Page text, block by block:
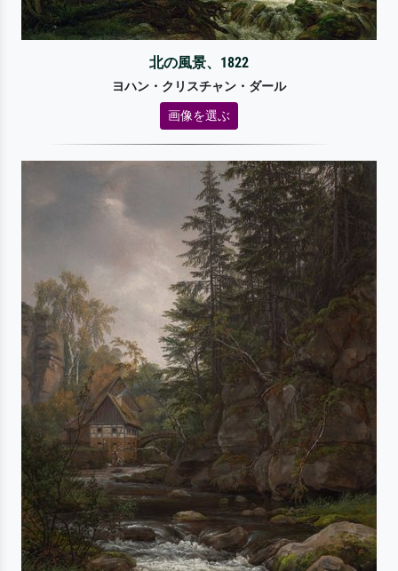
北の風景、1822
ヨハン・クリスチャン・ダール
画像を選ぶ